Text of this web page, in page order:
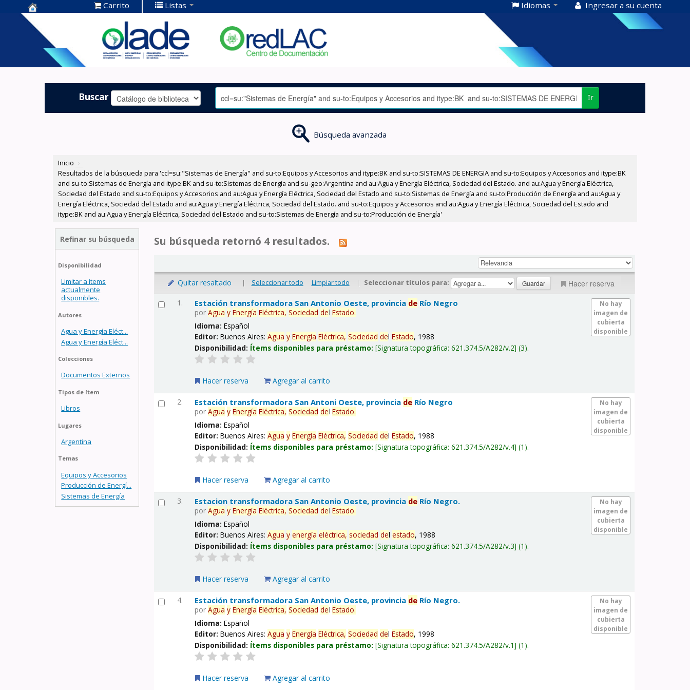
Centro de
Documentación
OLADE -
Carrito Listas Idiomas Ingresar a su cuenta
Buscar Ir
Búsqueda avanzada
Inicio ›
Resultados de la búsqueda para 'ccl=su:"Sistemas de Energía" and su-to:Equipos y Accesorios and itype:BK and su-to:SISTEMAS DE ENERGIA and su-to:Equipos y Accesorios and itype:BK
and su-to:Sistemas de Energía and itype:BK and su-to:Sistemas de Energía and su-geo:Argentina and au:Agua y Energía Eléctrica, Sociedad del Estado. and au:Agua y Energía Eléctrica,
Sociedad del Estado and su-to:Equipos y Accesorios and au:Agua y Energía Eléctrica, Sociedad del Estado and su-to:Sistemas de Energía and su-to:Producción de Energía and au:Agua y
Energía Eléctrica, Sociedad del Estado and au:Agua y Energía Eléctrica, Sociedad del Estado. and su-to:Equipos y Accesorios and au:Agua y Energía Eléctrica, Sociedad del Estado and
itype:BK and au:Agua y Energía Eléctrica, Sociedad del Estado and su-to:Sistemas de Energía and su-to:Producción de Energía'
Refinar su búsqueda
Disponibilidad
Limitar a ítems
actualmente
disponibles.
Autores
Agua y Energía Eléct...
Agua y Energía Eléct...
Colecciones
Documentos Externos
Tipos de ítem
Libros
Lugares
Argentina
Temas
Equipos y Accesorios
Producción de Energí...
Sistemas de Energía
Su búsqueda retornó 4 resultados.
Quitar resaltado | Seleccionar todo Limpiar todo | Seleccionar títulos para: Hacer reserva
1.
No hay
imagen de
cubierta
disponible
Estación transformadora San Antonio Oeste, provincia de Río Negro
porAgua y Energía Eléctrica, Sociedad delEstado.
Idioma:Español
Editor:Buenos Aires:Agua y Energía Eléctrica, Sociedad delEstado, 1988
Disponibilidad: Ítems disponibles para préstamo: Signatura topográfica:621.374.5/A282/v.2 (3).
Hacer reserva Agregar al carrito
2.
No hay
imagen de
cubierta
disponible
Estación transformadora San Antoni Oeste, provincia de Río Negro
porAgua y Energía Eléctrica, Sociedad delEstado.
Idioma:Español
Editor:Buenos Aires:Agua y Energía Eléctrica, Sociedad delEstado, 1988
Disponibilidad: Ítems disponibles para préstamo: Signatura topográfica:621.374.5/A282/v.4 (1).
Hacer reserva Agregar al carrito
3.
No hay
imagen de
cubierta
disponible
Estacion transformadora San Antonio Oeste, provincia de Río Negro.
porAgua y Energía Eléctrica, Sociedad delEstado.
Idioma:Español
Editor:Buenos Aires:Agua y energía eléctrica, sociedad delestado, 1988
Disponibilidad: Ítems disponibles para préstamo: Signatura topográfica:621.374.5/A282/v.3 (1).
Hacer reserva Agregar al carrito
4.
No hay
imagen de
cubierta
disponible
Estación transformadora San Antonio Oeste, provincia de Río Negro.
porAgua y Energía Eléctrica, Sociedad delEstado.
Idioma:Español
Editor:Buenos Aires:Agua y Energía Eléctrica, Sociedad delEstado, 1998
Disponibilidad: Ítems disponibles para préstamo: Signatura topográfica:621.374.5/A282/v.1 (1).
Hacer reserva Agregar al carrito